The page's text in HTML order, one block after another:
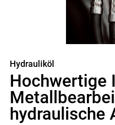
Hydrauliköl
Hochwertige
hydraulische